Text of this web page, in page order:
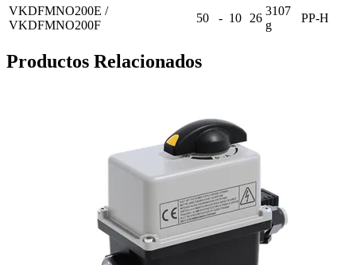
VKDFMNO200E /
VKDFMNO200F
50 - 10 26
3107
g
PP-H
Productos Relacionados